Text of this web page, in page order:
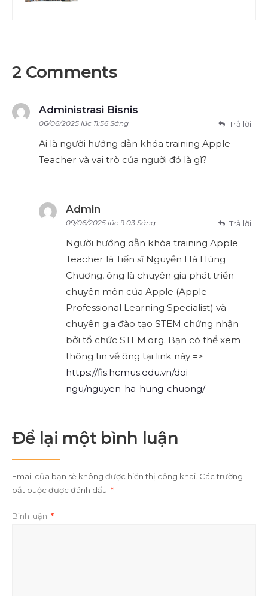
2 Comments
Administrasi Bisnis
06/06/2025 lúc 11:56 Sáng
Ai là người hướng dẫn khóa training Apple
Teacher và vai trò của người đó là gì?
Trả lời
Admin
09/06/2025 lúc 9:03 Sáng
Người hướng dẫn khóa training Apple
Teacher là Tiến sĩ Nguyễn Hà Hùng
Chương, ông là chuyên gia phát triển
chuyên môn của Apple (Apple
Professional Learning Specialist) và
chuyên gia đào tạo STEM chứng nhận
bởi tổ chức STEM.org. Bạn có thể xem
thông tin về ông tại link này =>
https://fis.hcmus.edu.vn/doi-
ngu/nguyen-ha-hung-chuong/
Trả lời
Để lại một bình luận
Email của bạn sẽ không được hiển thị công khai. Các trường
bắt buộc được đánh dấu *
Bình luận *